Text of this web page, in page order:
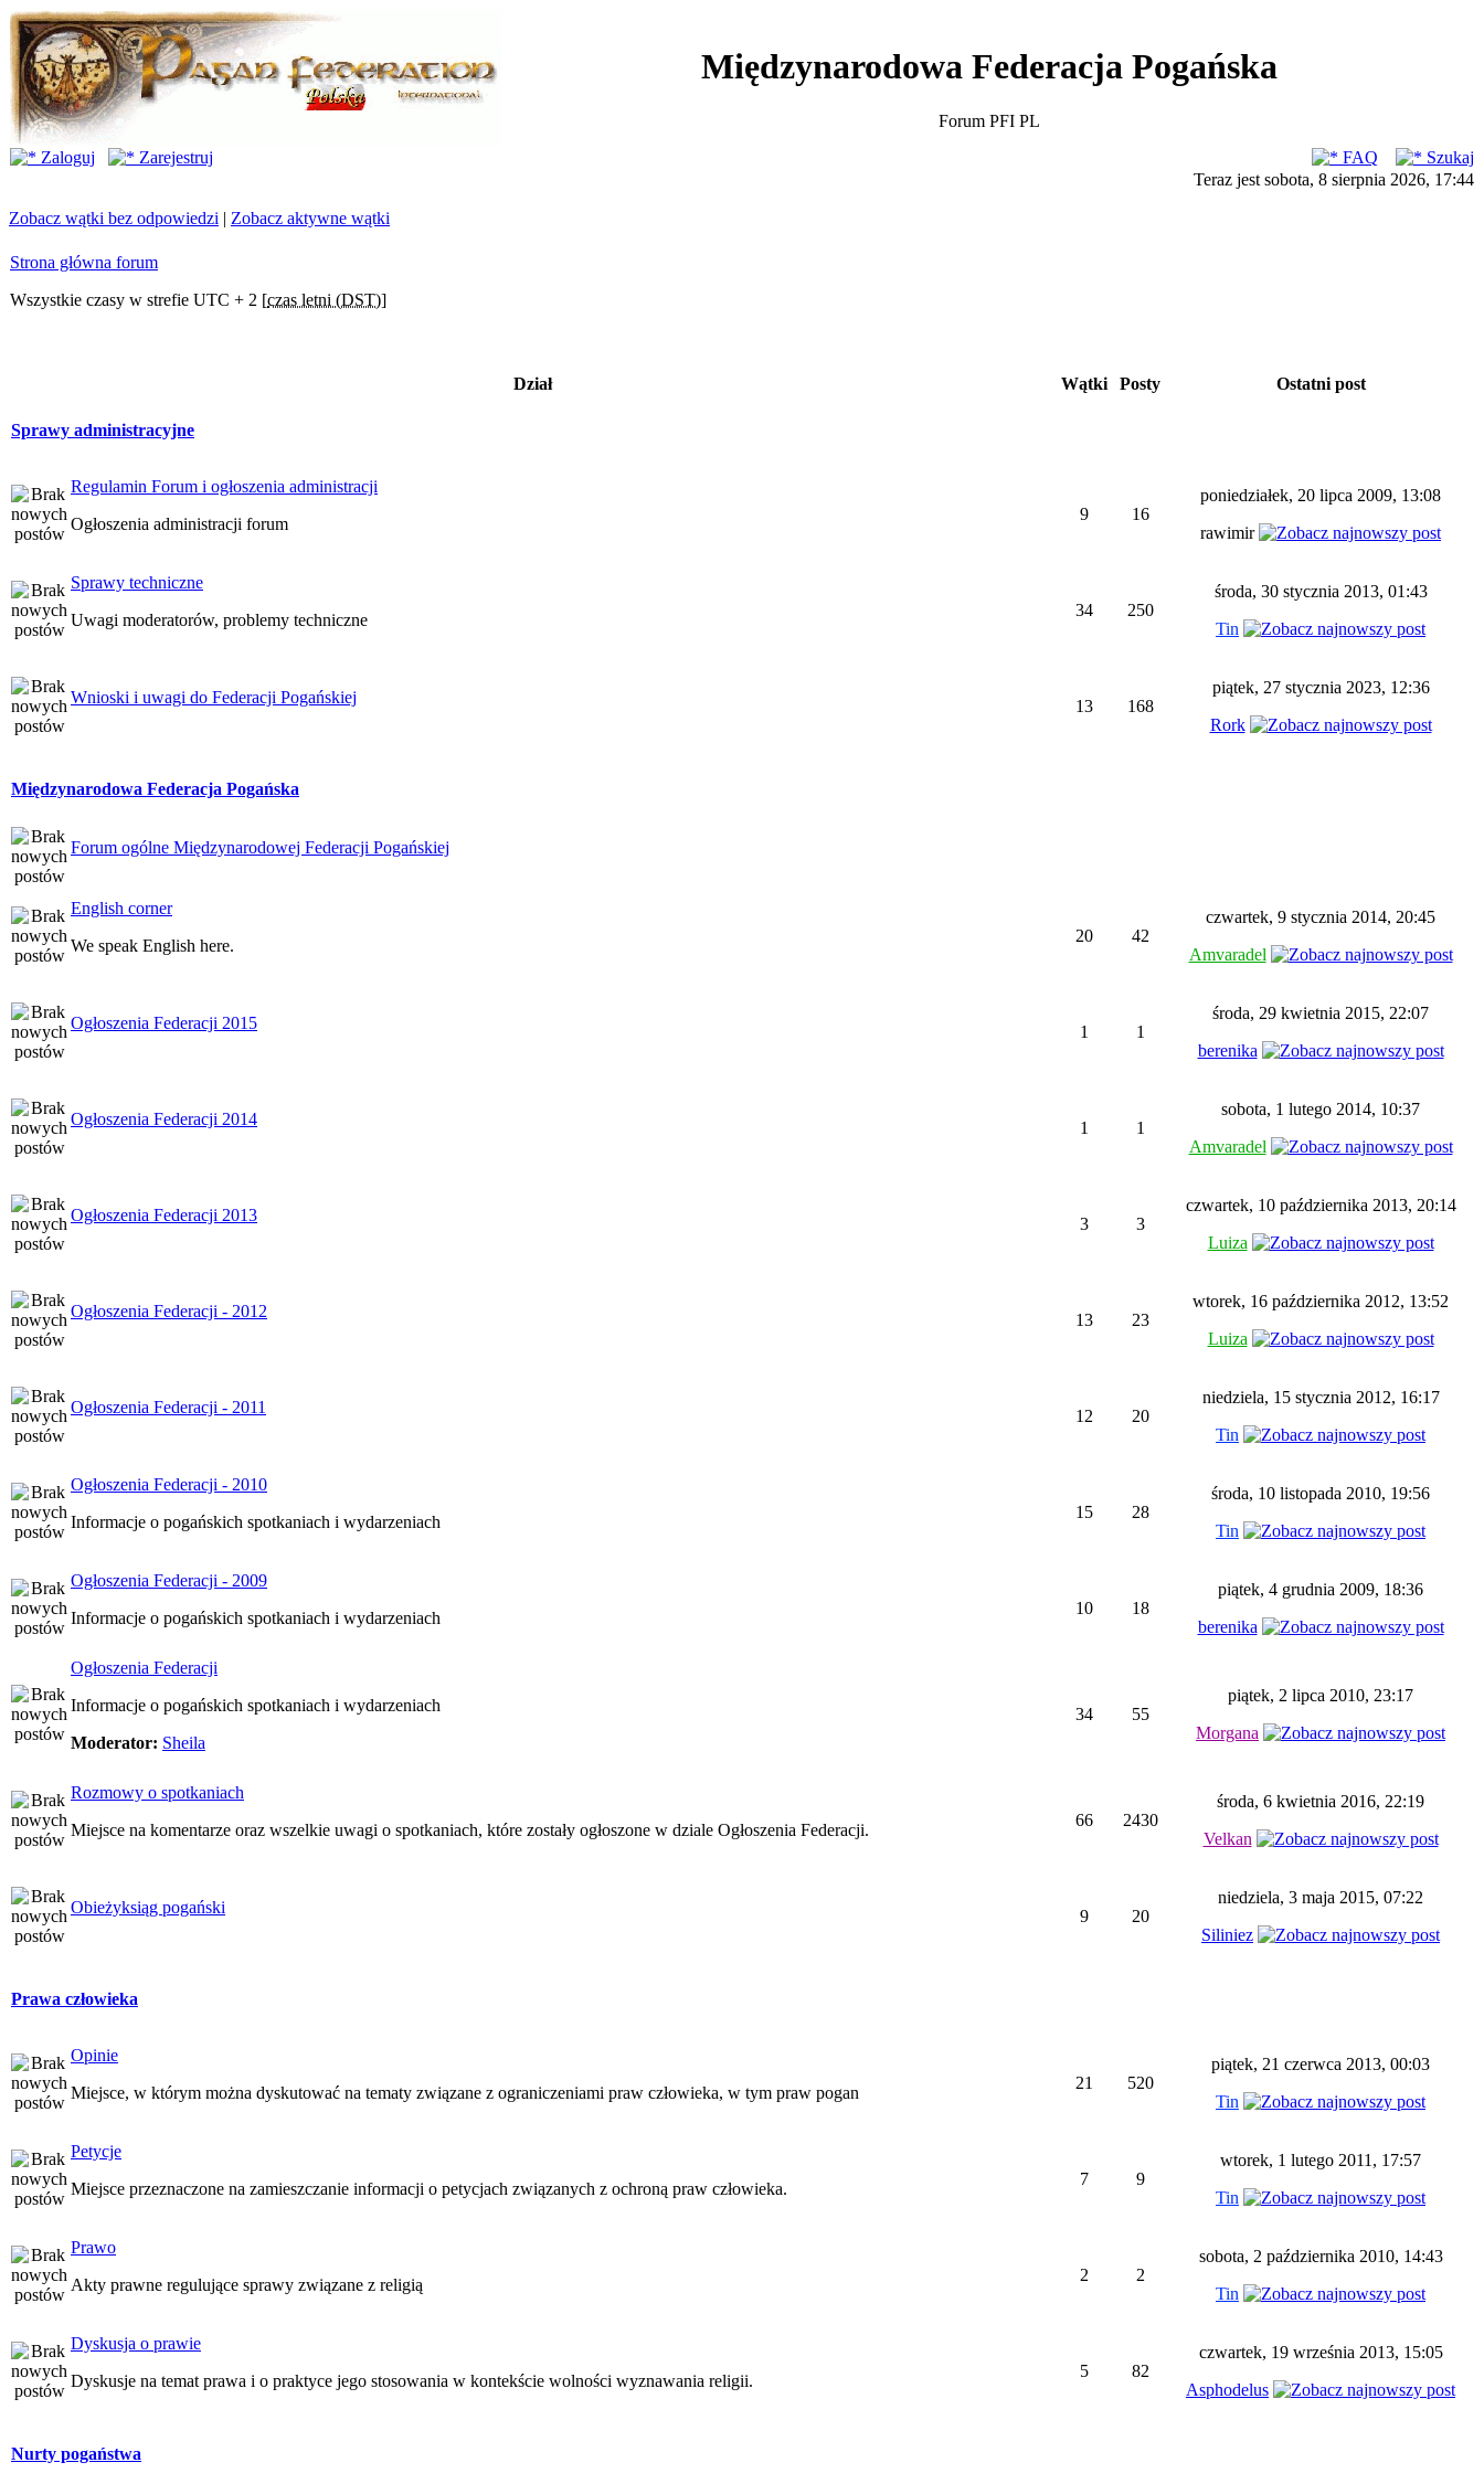
Międzynarodowa Federacja Pogańska
Forum PFI PL
Zaloguj
Zarejestruj FAQ
Szukaj
Teraz jest sobota, 8 sierpnia 2026, 17:44
Zobacz wątki bez odpowiedzi | Zobacz aktywne wątki
Strona główna forum
Wszystkie czasy w strefie UTC + 2 [czas letni (DST)]
Dział Wątki Posty Ostatni post
Sprawy administracyjne
Regulamin Forum i ogłoszenia administracji
Ogłoszenia administracji forum
9 16
poniedziałek, 20 lipca 2009, 13:08
rawimir
Sprawy techniczne
Uwagi moderatorów, problemy techniczne
34 250
środa, 30 stycznia 2013, 01:43
Tin
Wnioski i uwagi do Federacji Pogańskiej 13 168
piątek, 27 stycznia 2023, 12:36
Rork
Międzynarodowa Federacja Pogańska
Forum ogólne Międzynarodowej Federacji Pogańskiej
English corner
We speak English here.
20 42
czwartek, 9 stycznia 2014, 20:45
Amvaradel
Ogłoszenia Federacji 2015 1 1
środa, 29 kwietnia 2015, 22:07
berenika
Ogłoszenia Federacji 2014 1 1
sobota, 1 lutego 2014, 10:37
Amvaradel
Ogłoszenia Federacji 2013 3 3
czwartek, 10 października 2013, 20:14
Luiza
Ogłoszenia Federacji - 2012 13 23
wtorek, 16 października 2012, 13:52
Luiza
Ogłoszenia Federacji - 2011 12 20
niedziela, 15 stycznia 2012, 16:17
Tin
Ogłoszenia Federacji - 2010
Informacje o pogańskich spotkaniach i wydarzeniach
15 28
środa, 10 listopada 2010, 19:56
Tin
Ogłoszenia Federacji - 2009
Informacje o pogańskich spotkaniach i wydarzeniach
10 18
piątek, 4 grudnia 2009, 18:36
berenika
Ogłoszenia Federacji
Informacje o pogańskich spotkaniach i wydarzeniach
Moderator: Sheila
34 55
piątek, 2 lipca 2010, 23:17
Morgana
Rozmowy o spotkaniach
Miejsce na komentarze oraz wszelkie uwagi o spotkaniach, które zostały ogłoszone w dziale Ogłoszenia Federacji.
66 2430
środa, 6 kwietnia 2016, 22:19
Velkan
Obieżyksiąg pogański 9 20
niedziela, 3 maja 2015, 07:22
Siliniez
Prawa człowieka
Opinie
Miejsce, w którym można dyskutować na tematy związane z ograniczeniami praw człowieka, w tym praw pogan
21 520
piątek, 21 czerwca 2013, 00:03
Tin
Petycje
Miejsce przeznaczone na zamieszczanie informacji o petycjach związanych z ochroną praw człowieka.
7 9
wtorek, 1 lutego 2011, 17:57
Tin
Prawo
Akty prawne regulujące sprawy związane z religią
2 2
sobota, 2 października 2010, 14:43
Tin
Dyskusja o prawie
Dyskusje na temat prawa i o praktyce jego stosowania w kontekście wolności wyznawania religii.
5 82
czwartek, 19 września 2013, 15:05
Asphodelus
Nurty pogaństwa